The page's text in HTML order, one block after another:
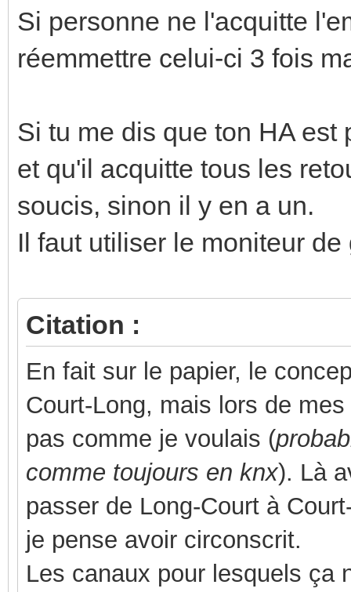
Si personne ne l'acquitte
réemmettre celui-ci 3 fois
Si tu me dis que ton HA est
et qu'il acquitte tous les
soucis, sinon il y en a un.
Il faut utiliser le moniteur
Citation :
En fait sur le papier, le
Court-Long, mais lors de
pas comme je voulais (
comme toujours en knx). Là
passer de Long-Court à
je pense avoir circonscrit.
Les canaux pour lesquels ça